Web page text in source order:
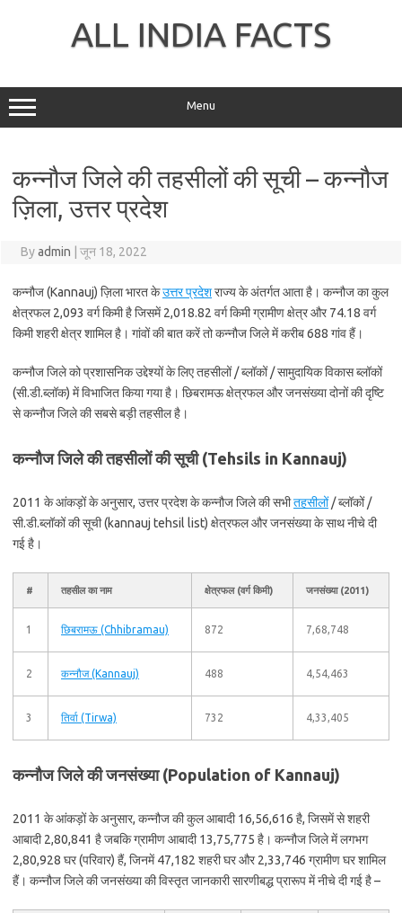
ALL INDIA FACTS
Menu
कन्नौज जिले की तहसीलों की सूची – कन्नौज
ज़िला, उत्तर प्रदेश
Byadmin जून 18, 2022
कन्नौज (Kannauj) ज़िला भारत केउत्तर प्रदेशराज्य के अंतर्गत आता है। कन्नौज का कुल
क्षेत्रफल 2,093 वर्ग किमी है जिसमें 2,018.82 वर्ग किमी ग्रामीण क्षेत्र और 74.18 वर्ग
किमी शहरी क्षेत्र शामिल है। गांवों की बात करें तो कन्नौज जिले में करीब 688 गांव हैं।
कन्नौज जिले को प्रशासनिक उद्देश्यों के लिए तहसीलों / ब्लॉकों / सामुदायिक विकास ब्लॉकों
(सी.डी.ब्लॉक) में विभाजित किया गया है। छिबरामऊ क्षेत्रफल और जनसंख्या दोनों की दृष्टि
से कन्नौज जिले की सबसे बड़ी तहसील है।
कन्नौज जिले की तहसीलों की सूची (Tehsils in Kannauj)
2011 के आंकड़ों के अनुसार, उत्तर प्रदेश के कन्नौज जिले की सभीतहसीलों/ ब्लॉकों /
सी.डी.ब्लॉकों की सूची (kannauj tehsil list) क्षेत्रफल और जनसंख्या के साथ नीचे दी
गई है।
# तहसील का नाम क्षेत्रफल (वर्ग किमी) जनसंख्या (2011)
1 छिबरामऊ (Chhibramau) 872 7,68,748
2 कन्नौज (Kannauj) 488 4,54,463
3 तिर्वा (Tirwa) 732 4,33,405
कन्नौज जिले की जनसंख्या (Population of Kannauj)
2011 के आंकड़ों के अनुसार, कन्नौज की कुल आबादी 16,56,616 है, जिसमें से शहरी
आबादी 2,80,841 है जबकि ग्रामीण आबादी 13,75,775 है। कन्नौज जिले में लगभग
2,80,928 घर (परिवार) हैं, जिनमें 47,182 शहरी घर और 2,33,746 ग्रामीण घर शामिल
हैं। कन्नौज जिले की जनसंख्या की विस्तृत जानकारी सारणीबद्ध प्रारूप में नीचे दी गई है –